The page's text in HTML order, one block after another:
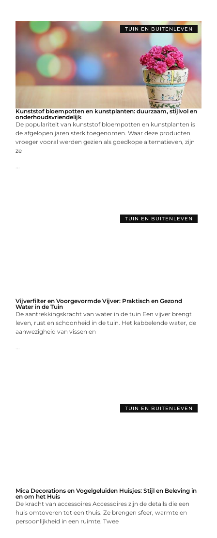
TUIN EN BUITENLEVEN
Kunststof bloempotten en kunstplanten: duurzaam, stijlvol en
onderhoudsvriendelijk
De populariteit van kunststof bloempotten en kunstplanten is
de afgelopen jaren sterk toegenomen. Waar deze producten
vroeger vooral werden gezien als goedkope alternatieven, zijn
ze
...
TUIN EN BUITENLEVEN
Vijverfilter en Voorgevormde Vijver: Praktisch en Gezond
Water in de Tuin
De aantrekkingskracht van water in de tuin Een vijver brengt
leven, rust en schoonheid in de tuin. Het kabbelende water, de
aanwezigheid van vissen en
...
TUIN EN BUITENLEVEN
Mica Decorations en Vogelgeluiden Huisjes: Stijl en Beleving in
en om het Huis
De kracht van accessoires Accessoires zijn de details die een
huis omtoveren tot een thuis. Ze brengen sfeer, warmte en
persoonlijkheid in een ruimte. Twee